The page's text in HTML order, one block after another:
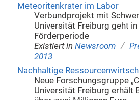
Meteoritenkrater im Labor
Verbundprojekt mit
Universität Freiburg geht
Förderperiode
Existiert in Newsroom /
2013
Nachhaltige
Neue Forschungsgruppe
Universität Freiburg erhält